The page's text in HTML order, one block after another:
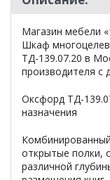
Магазин мебели
Шкаф
ТД-139.07.20 в
производителя с
Оксфорд ТД-
назначения
открытые полки,
различной